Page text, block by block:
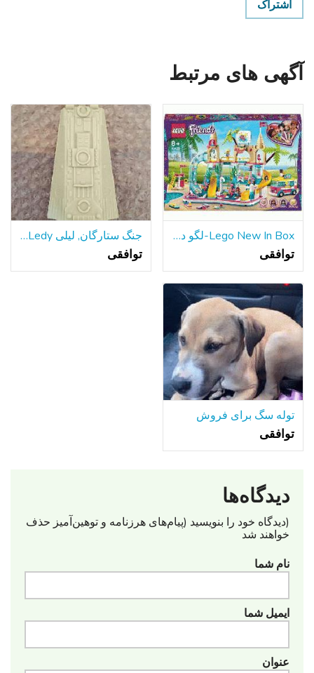
اشتراک
آگهی های مرتبط
Lego New In Box-لگو دوستان تابستان سرگرم کننده پارک آبی
توافقی
جنگ ستارگان, لیلی Ledy هزاره فالکون سطح شیب دار قسمت 1979
توافقی
توله سگ برای فروش
توافقی
دیدگاه‌ها
(دیدگاه خود را بنویسید (پیام‌های هرزنامه‌ و توهین‌آمیز حذف
خواهند شد
نام شما
ایمیل شما
عنوان